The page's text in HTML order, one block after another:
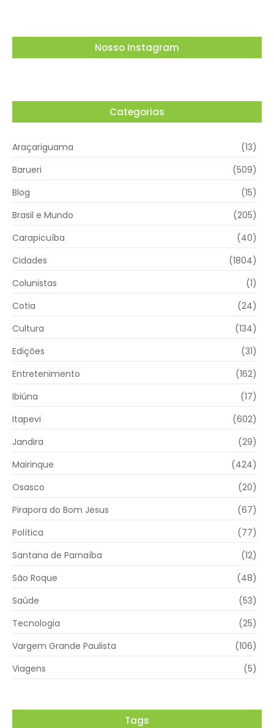
Nosso Instagram
Categorias
Araçariguama
(13)
Barueri
(509)
Blog
(15)
Brasil e Mundo
(205)
Carapicuíba
(40)
Cidades
(1804)
Colunistas
(1)
Cotia
(24)
Cultura
(134)
Edições
(31)
Entretenimento
(162)
Ibiúna
(17)
Itapevi
(602)
Jandira
(29)
Mairinque
(424)
Osasco
(20)
Pirapora do Bom Jesus
(67)
Política
(77)
Santana de Parnaíba
(12)
São Roque
(48)
Saúde
(53)
Tecnologia
(25)
Vargem Grande Paulista
(106)
Viagens
(5)
Tags